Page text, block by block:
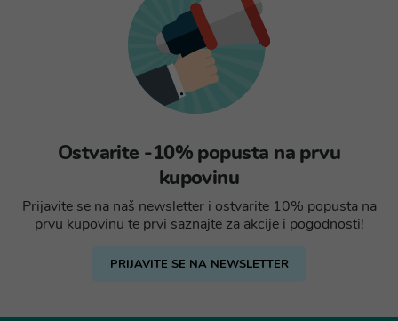
Ostvarite -10% popusta na prvu
kupovinu
Prijavite se na naš newsletter i ostvarite 10% popusta na
prvu kupovinu te prvi saznajte za akcije i pogodnosti!
PRIJAVITE SE NA NEWSLETTER